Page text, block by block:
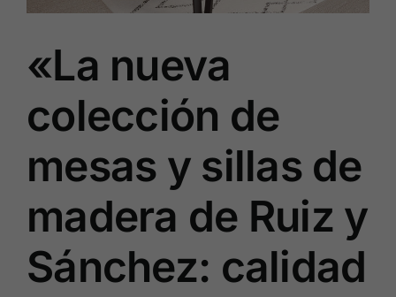
«La nueva
colección de
mesas y sillas de
madera de Ruiz y
Sánchez: calidad